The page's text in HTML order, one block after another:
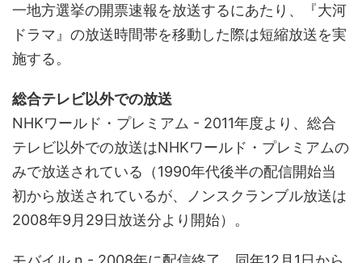
一地方選挙の開票速報を放送するにあたり、『大河
ドラマ』の放送時間帯を移動した際は短縮放送を実
施する。
総合テレビ以外での放送
NHKワールド・プレミアム - 2011年度より、総合
テレビ以外での放送はNHKワールド・プレミアムの
みで放送されている（1990年代後半の配信開始当
初から放送されているが、ノンスクランブル放送は
2008年9月29日放送分より開始）。